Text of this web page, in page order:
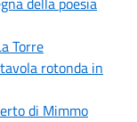
Torre
rotonda in
di Mimmo